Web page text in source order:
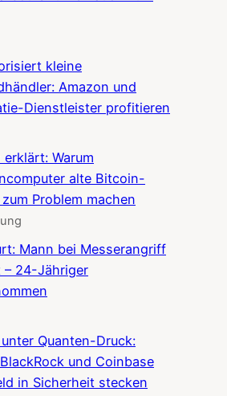
kleine
Amazon und
Dienstleister profitieren
erklärt: Warum
alte Bitcoin-
Problem machen
Mann bei Messerangriff
– 24-Jähriger
Quanten-Druck:
und Coinbase
in Sicherheit stecken